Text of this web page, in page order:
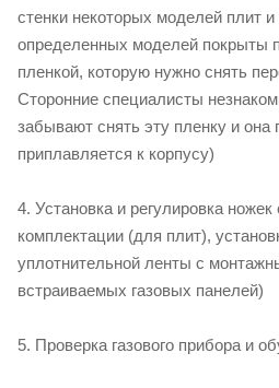
стенки некоторых моделей плит и
определенных моделей покрыты
пленкой, которую нужно снять
Сторонние специалисты
забывают снять эту пленку и она
приплавляется к корпусу)
4. Установка и регулировка ножек
комплектации (для плит),
уплотнительной ленты с
встраиваемых газовых панелей)
5. Проверка газового прибора и